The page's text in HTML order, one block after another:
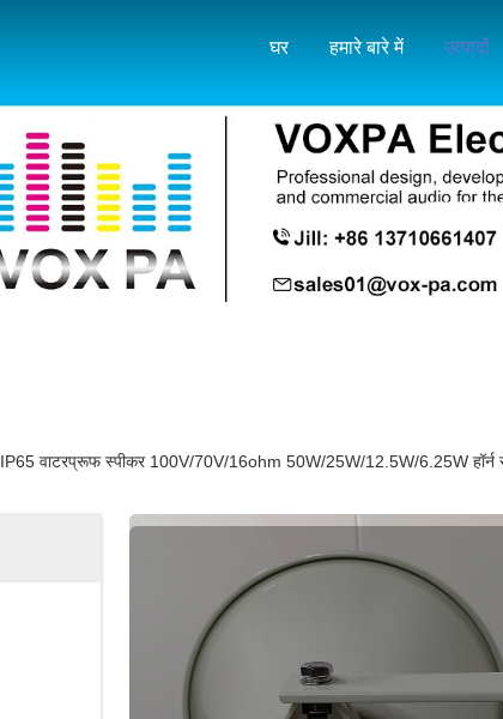
घर हमारे बारे में उत्पादों
IP65 वाटरप्रूफ स्पीकर 100V/70V/16ohm 50W/25W/12.5W/6.25W